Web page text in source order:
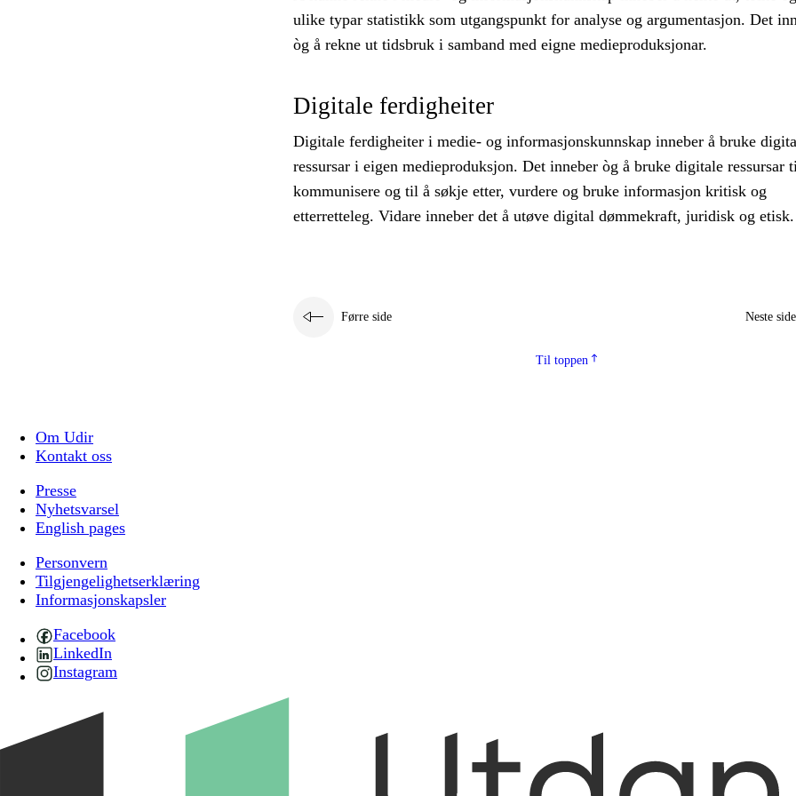
ulike typar statistikk som utgangspunkt for analyse og argumentasjon. Det
òg å rekne ut tidsbruk i samband med eigne medieproduksjonar.
Digitale ferdigheiter
Digitale ferdigheiter i medie- og informasjonskunnskap inneber å bruke
ressursar i eigen medieproduksjon. Det inneber òg å bruke digitale ressursar
kommunisere og til å søkje etter, vurdere og bruke informasjon kritisk og
etterretteleg. Vidare inneber det å utøve digital dømmekraft, juridisk og etisk.
Førre side Neste side
Til toppen
Om Udir
Kontakt oss
Presse
Nyhetsvarsel
English pages
Personvern
Tilgjengelighetserklæring
Informasjonskapsler
Facebook
LinkedIn
Instagram